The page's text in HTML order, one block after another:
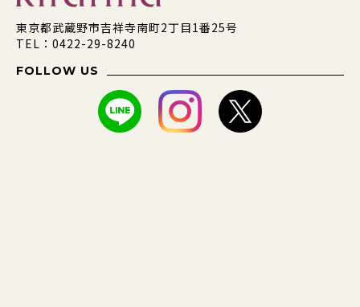
東京都武蔵野市吉祥寺南町2丁目1番25号
TEL：0422-29-8240
FOLLOW US